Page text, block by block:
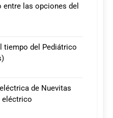
entre las opciones del
tiempo del Pediátrico
de Nuevitas
eléctrico